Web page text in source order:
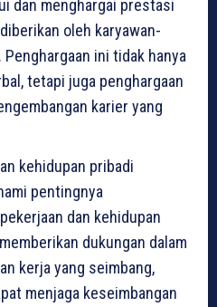
dan menghargai prestasi
oleh karyawan-
Penghargaan ini tidak hanya
tetapi juga penghargaan
karier yang
kehidupan pribadi
pentingnya
dan kehidupan
dukungan dalam
kerja yang seimbang,
menjaga keseimbangan